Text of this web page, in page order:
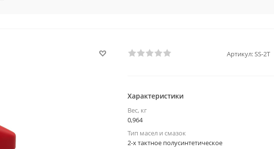
Артикул:SS-2T
Характеристики
Вес, кг
0,964
Тип масел и смазок
2-х тактное полусинтетическое